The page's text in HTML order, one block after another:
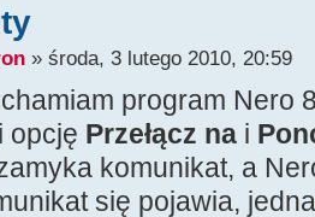
» środa, 3 lutego 2010, 20:59
program Nero
i opcję Przełącz na i
komunikat, a
się pojawia,